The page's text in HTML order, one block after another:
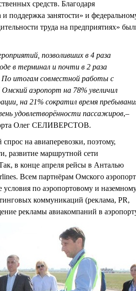
средств. Благодаря
поддержка занятости» и
труда на предприятиях»
позволивших в 4 раза
в терминал и почти в 2 раза
По итогам совместной работы с
аэропорт на 78% увеличил
на 21% сократил время
удовлетворённости пассажиров,–
Олег СЕЛИВЕРСТОВ.
на авиаперевозки, поэтому,
развитие маршрутной сети
в конце апреля рейсы в Анталью
Всем партнёрам Омского
условия по аэропортовому и
коммуникаций (реклама, PR,
рекламы авиакомпаний в